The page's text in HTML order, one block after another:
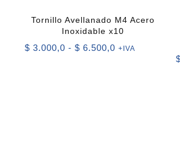
Tornillo Avellanado M4 Acero
Inoxidable x10
$ 3.000,0 - $ 6.500,0 Rango
+IVA
$